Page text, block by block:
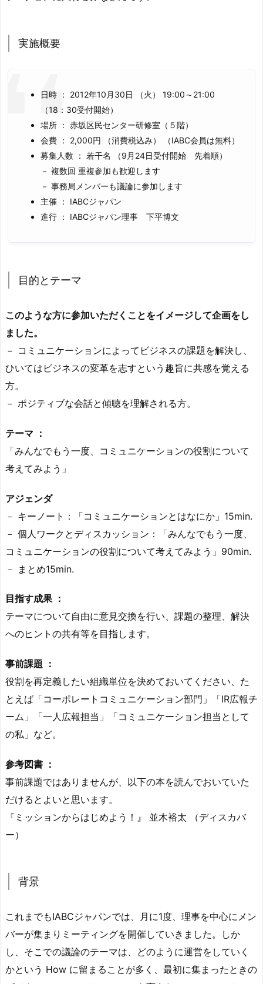
実施概要
日時 ： 2012年10月30日 （火） 19:00～21:00
（18：30受付開始）
場所 ： 赤坂区民センター研修室（５階）
会費 ： 2,000円 （消費税込み） （IABC会員は無料）
募集人数 ： 若干名 （9月24日受付開始 先着順）
－ 複数回 重複参加も歓迎します
－ 事務局メンバーも議論に参加します
主催 ： IABCジャパン
進行 ： IABCジャパン理事 下平博文
目的とテーマ
このような方に参加いただくことをイメージして企画をし
ました。
－ コミュニケーションによってビジネスの課題を解決し、
ひいてはビジネスの変革を志すという趣旨に共感を覚える
方。
－ ポジティブな会話と傾聴を理解される方。
テーマ ：
「みんなでもう一度、コミュニケーションの役割について
考えてみよう」
アジェンダ
－ キーノート：「コミュニケーションとはなにか」15min.
－ 個人ワークとディスカッション：「みんなでもう一度、
コミュニケーションの役割について考えてみよう」90min.
－ まとめ15min.
目指す成果 ：
テーマについて自由に意見交換を行い、課題の整理、解決
へのヒントの共有等を目指します。
事前課題 ：
役割を再定義したい組織単位を決めておいてください、た
とえば「コーポレートコミュニケーション部門」「IR広報チ
ーム」「一人広報担当」「コミュニケーション担当として
の私」など。
参考図書 ：
事前課題ではありませんが、以下の本を読んでおいていた
だけるとよいと思います。
『ミッションからはじめよう！』 並木裕太 （ディスカバ
ー）
背景
これまでもIABCジャパンでは、月に1度、理事を中心にメン
バーが集まりミーティングを開催していきました。しか
し、そこでの議論のテーマは、どのように運営をしていく
かという How に留まることが多く、最初に集まったときの